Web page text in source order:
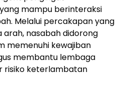
mampu berinteraksi
Melalui percakapan yang
nasabah didorong
memenuhi kewajiban
membantu lembaga
risiko keterlambatan